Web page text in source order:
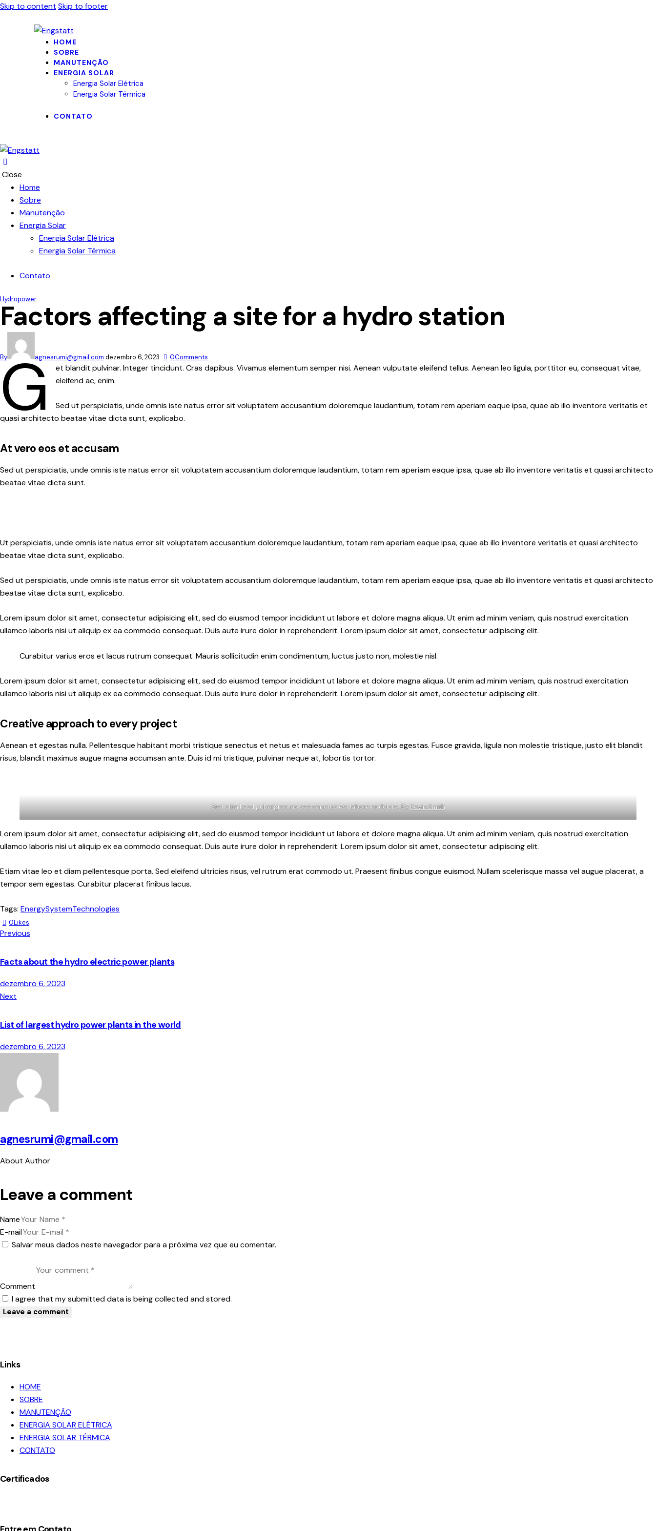
Skip to content Skip to footer
HOME
SOBRE
MANUTENÇÃO
ENERGIA SOLAR
Energia Solar Elétrica
Energia Solar Térmica
CONTATO
Close
Home
Sobre
Manutenção
Energia Solar
Energia Solar Elétrica
Energia Solar Térmica
Contato
Hydropower
Factors affecting a site for a hydro station
By agnesrumi@gmail.com dezembro 6, 2023 0Comments
G
et blandit pulvinar. Integer tincidunt. Cras dapibus. Vivamus elementum semper nisi. Aenean vulputate eleifend tellus. Aenean leo ligula, porttitor eu, consequat vitae,
eleifend ac, enim.
Sed ut perspiciatis, unde omnis iste natus error sit voluptatem accusantium doloremque laudantium, totam rem aperiam eaque ipsa, quae ab illo inventore veritatis et
quasi architecto beatae vitae dicta sunt, explicabo.
At vero eos et accusam
Sed ut perspiciatis, unde omnis iste natus error sit voluptatem accusantium doloremque laudantium, totam rem aperiam eaque ipsa, quae ab illo inventore veritatis et quasi architecto
beatae vitae dicta sunt.
Ut perspiciatis, unde omnis iste natus error sit voluptatem accusantium doloremque laudantium, totam rem aperiam eaque ipsa, quae ab illo inventore veritatis et quasi architecto
beatae vitae dicta sunt, explicabo.
Sed ut perspiciatis, unde omnis iste natus error sit voluptatem accusantium doloremque laudantium, totam rem aperiam eaque ipsa, quae ab illo inventore veritatis et quasi architecto
beatae vitae dicta sunt, explicabo.
Lorem ipsum dolor sit amet, consectetur adipisicing elit, sed do eiusmod tempor incididunt ut labore et dolore magna aliqua. Ut enim ad minim veniam, quis nostrud exercitation
ullamco laboris nisi ut aliquip ex ea commodo consequat. Duis aute irure dolor in reprehenderit. Lorem ipsum dolor sit amet, consectetur adipiscing elit.
Curabitur varius eros et lacus rutrum consequat. Mauris sollicitudin enim condimentum, luctus justo non, molestie nisl.
Lorem ipsum dolor sit amet, consectetur adipisicing elit, sed do eiusmod tempor incididunt ut labore et dolore magna aliqua. Ut enim ad minim veniam, quis nostrud exercitation
ullamco laboris nisi ut aliquip ex ea commodo consequat. Duis aute irure dolor in reprehenderit. Lorem ipsum dolor sit amet, consectetur adipiscing elit.
Creative approach to every project
Aenean et egestas nulla. Pellentesque habitant morbi tristique senectus et netus et malesuada fames ac turpis egestas. Fusce gravida, ligula non molestie tristique, justo elit blandit
risus, blandit maximus augue magna accumsan ante. Duis id mi tristique, pulvinar neque at, lobortis tortor.
Stet clita kasd gubergren, no sea sanctus est labore et dolore. ByKevin Smith
Lorem ipsum dolor sit amet, consectetur adipisicing elit, sed do eiusmod tempor incididunt ut labore et dolore magna aliqua. Ut enim ad minim veniam, quis nostrud exercitation
ullamco laboris nisi ut aliquip ex ea commodo consequat. Duis aute irure dolor in reprehenderit. Lorem ipsum dolor sit amet, consectetur adipiscing elit.
Etiam vitae leo et diam pellentesque porta. Sed eleifend ultricies risus, vel rutrum erat commodo ut. Praesent finibus congue euismod. Nullam scelerisque massa vel augue placerat, a
tempor sem egestas. Curabitur placerat finibus lacus.
Tags: EnergySystemTechnologies
0Likes
Navegação
de
Post
Previous
Facts about the hydro electric power plants
dezembro 6, 2023
Next
List of largest hydro power plants in the world
dezembro 6, 2023
agnesrumi@gmail.com
About Author
Leave a comment
Name
E-mail
Salvar meus dados neste navegador para a próxima vez que eu comentar.
Comment
I agree that my submitted data is being collected and stored.
Links
HOME
SOBRE
MANUTENÇÃO
ENERGIA SOLAR ELÉTRICA
ENERGIA SOLAR TÉRMICA
CONTATO
Certificados